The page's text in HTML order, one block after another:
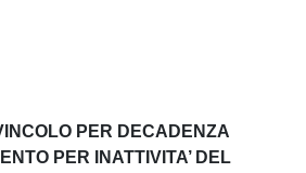
PER DECADENZA
PER INATTIVITA’ DEL